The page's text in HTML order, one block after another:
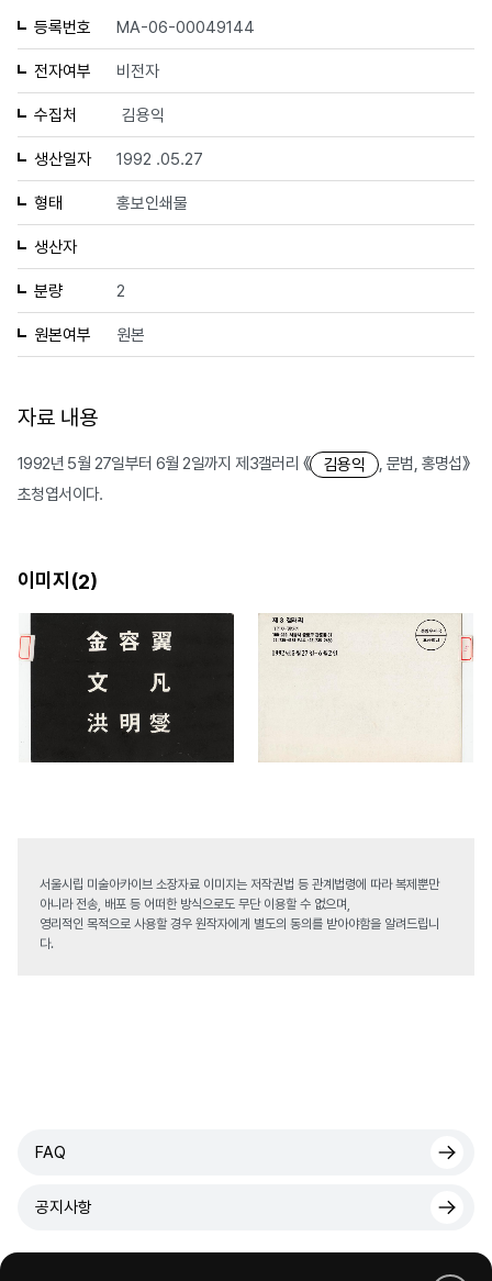
등록번호 MA-06-00049144
전자여부 비전자
수집처 김용익
생산일자 1992 .05.27
형태 홍보인쇄물
생산자
분량 2
원본여부 원본
자료 내용
1992년 5월 27일부터 6월 2일까지 제3갤러리 《 김용익
, 문범, 홍명섭》
초청엽서이다.
이미지(2)
서울시립 미술아카이브 소장자료 이미지는 저작권법 등 관계법령에 따라 복제뿐만
아니라 전송, 배포 등 어떠한 방식으로도 무단 이용할 수 없으며,
영리적인 목적으로 사용할 경우 원작자에게 별도의 동의를 받아야함을 알려드립니
다.
FAQ
공지사항